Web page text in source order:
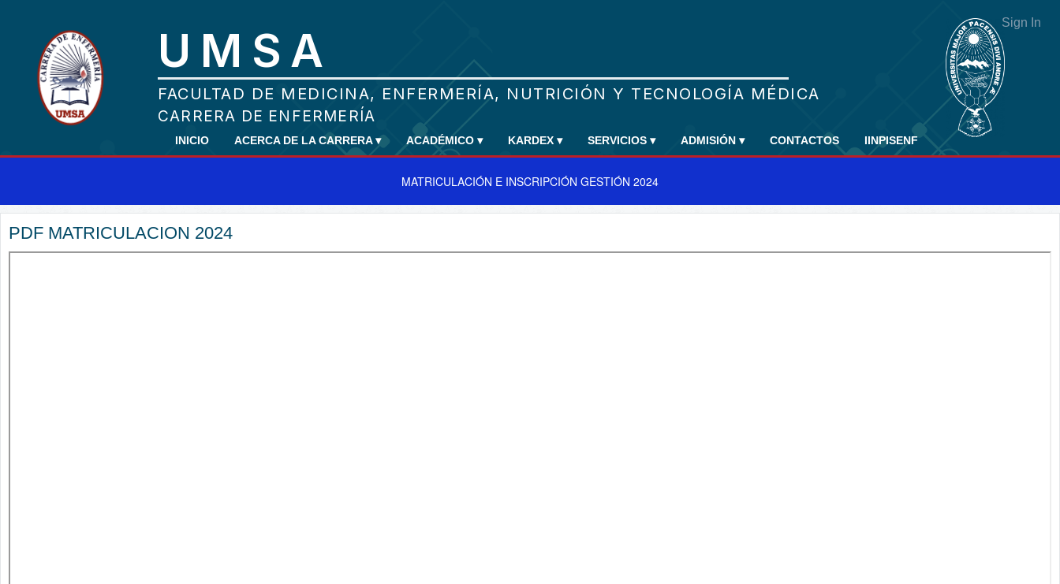
Sign In
INICIO ACERCA DE LA CARRERA▾ ACADÉMICO ▾ KARDEX ▾ SERVICIOS ▾ ADMISIÓN ▾ CONTACTOS IINPISENF
MATRICULACIÓN E INSCRIPCIÓN GESTIÓN 2024
PDF MATRICULACION 2024